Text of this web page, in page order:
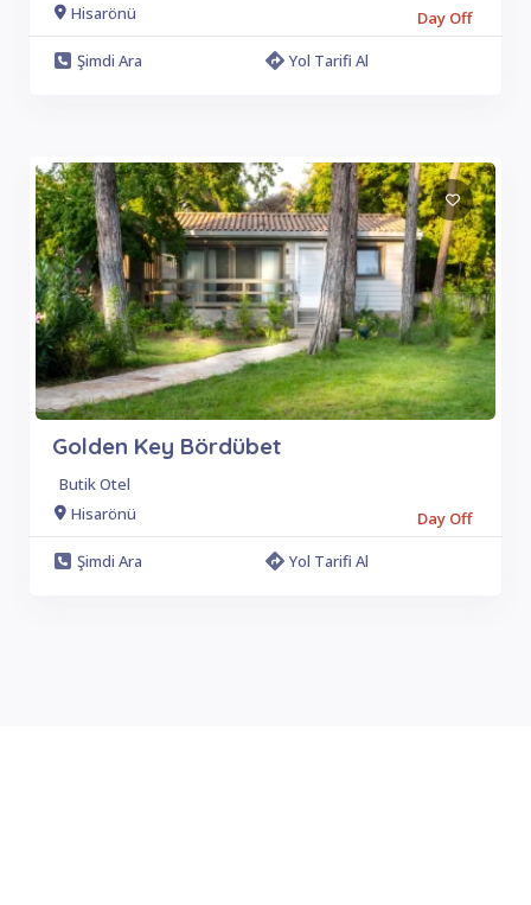
Hisarönü
Day Off
Şimdi Ara
Yol Tarifi Al
Golden Key Bördübet
Butik Otel
Hisarönü
Day Off
Şimdi Ara
Yol Tarifi Al